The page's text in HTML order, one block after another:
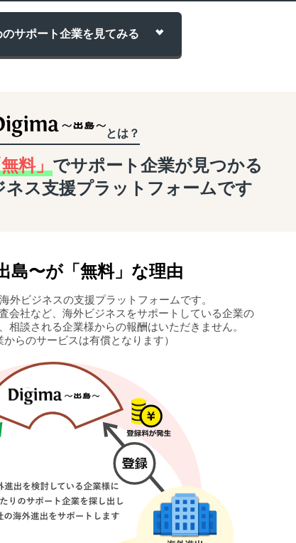
のサポート企業を 見てみる
とは？
無料」 でサポート企業が見つかる
ネス支援プラットフォームです
島〜が「無料」な理由
外ビジネスの支援プラットフォームです。
会社など、海外ビジネスをサポートしている企業の
相談される企業様からの報酬はいただきません。
からのサービスは有償となります）